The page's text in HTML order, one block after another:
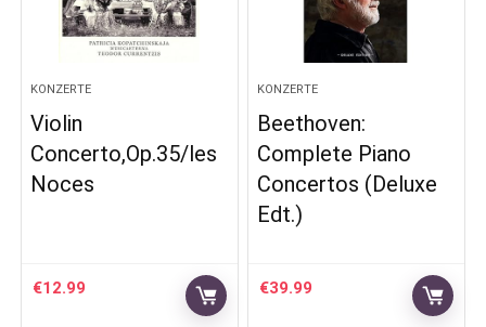
KONZERTE
Violin
Concerto,Op.35/les
Noces
€12.99
KONZERTE
Beethoven:
Complete Piano
Concertos (Deluxe
Edt.)
€39.99